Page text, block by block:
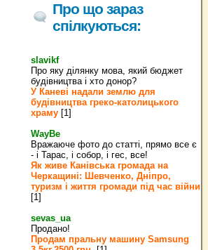
Про що зараз
спілкуються:
slavikf
Про яку ділянку мова, який бюджет
будівництва і хто донор?
У Каневі надали землю для
будівництва греко‐католицького
храму [1]
WayBe
Вражаюче фото до статті, прямо все є
- і Тарас, і собор, і гес, все!
Як живе Канівська громада на
Черкащині: Шевченко, Дніпро,
туризм і життя громади під час війни
[1]
sevas_ua
Продано!
Продам пральну машину Samsung